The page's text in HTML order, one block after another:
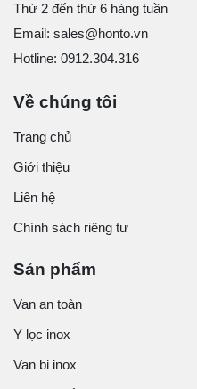
Thứ 2 đến thứ 6 hàng tuần
Email: sales@honto.vn
Hotline: 0912.304.316
Về chúng tôi
Trang chủ
Giới thiệu
Liên hệ
Chính sách riêng tư
Sản phẩm
Van an toàn
Y lọc inox
Van bi inox